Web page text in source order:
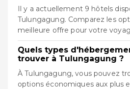
Il y a actuellement 9 hôtels
Tulungagung. Comparez les
meilleure offre pour votre
Quels types
trouver à Tulungagung ?
À Tulungagung, vous pouvez
options économiques aux plus